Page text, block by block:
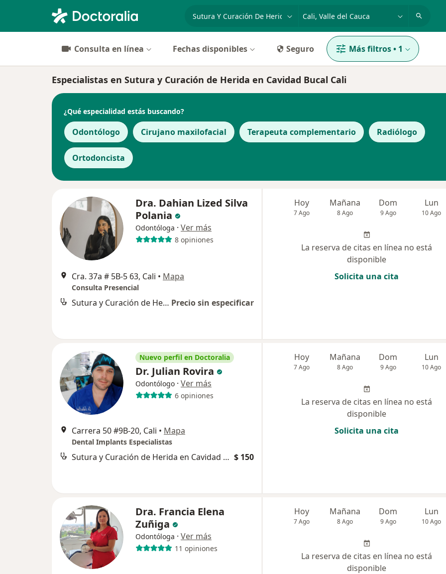
especialidad, enfermedad o nombre
Consulta en línea Fechas disponibles Seguro Más filtros• 1
Especialistas en Sutura y Curación de Herida en Cavidad Bucal Cali
¿Qué especialidad estás buscando?
Odontólogo Cirujano maxilofacial Terapeuta complementario Radiólogo
Ortodoncista
Dra. Dahian Lized Silva
Polania
Odontóloga · Ver más
8 opiniones
Cra. 37a # 5B-5 63, Cali • Mapa
Consulta Presencial
Sutura y Curación de Herida en Cavidad Bucal Precio sin especificar
Hoy
7 Ago
Mañana
8 Ago
Dom
9 Ago
Lun
10 Ago
La reserva de citas en línea no está
disponible
Solicita una cita
Nuevo perfil en Doctoralia
Dr. Julian Rovira
Odontólogo · Ver más
6 opiniones
Carrera 50 #9B-20, Cali • Mapa
Dental Implants Especialistas
Sutura y Curación de Herida en Cavidad Bucal $ 150
Hoy
7 Ago
Mañana
8 Ago
Dom
9 Ago
Lun
10 Ago
La reserva de citas en línea no está
disponible
Solicita una cita
Dra. Francia Elena
Zuñiga
Odontóloga · Ver más
11 opiniones
Hoy
7 Ago
Mañana
8 Ago
Dom
9 Ago
Lun
10 Ago
La reserva de citas en línea no está
disponible